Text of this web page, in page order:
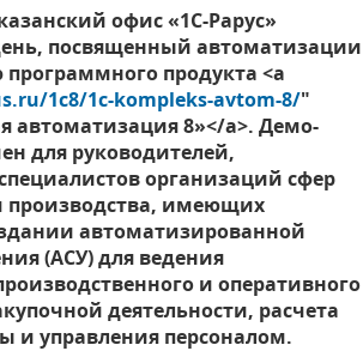
офис «1С-Рарус»
посвященный автоматизации
продукта <a
1c8/1c-kompleks-avtom-8/"
автоматизация 8»</a>. Демо-
для руководителей,
организаций сфер
производства, имеющих
автоматизированной
(АСУ) для ведения
и оперативного
деятельности, расчета
и управления персоналом.